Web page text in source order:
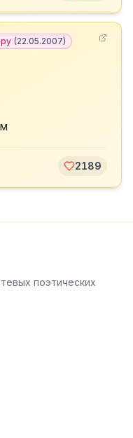
(22.05.2007)
2189
поэтических